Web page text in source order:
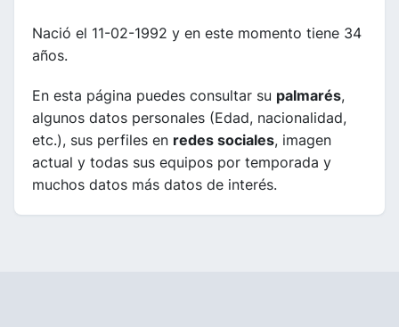
Nació el 11-02-1992 y en este momento tiene 34
años.
En esta página puedes consultar su palmarés,
algunos datos personales (Edad, nacionalidad,
etc.), sus perfiles en redes sociales, imagen
actual y todas sus equipos por temporada y
muchos datos más datos de interés.